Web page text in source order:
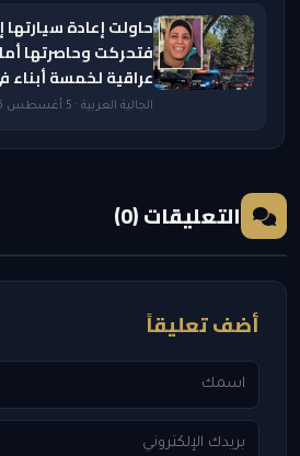
حاولت إعادة
فتحركت وحاصرتها
عراقية لخمسة
الجالية العربية · 5 أغسطس 2026 — 1:50 PM
التعليقات (0)
أضف تعليقاً